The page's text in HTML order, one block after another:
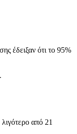
έδειξαν ότι το 95%
από 21